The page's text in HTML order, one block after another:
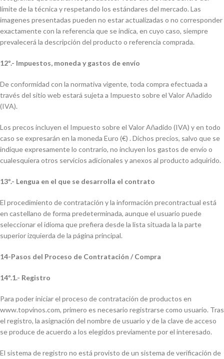
límite de la técnica y respetando los estándares del mercado. Las
imagenes presentadas pueden no estar actualizadas o no corresponder
exactamente con la referencia que se indica, en cuyo caso, siempre
prevalecerá la descripción del producto o referencia comprada.
12º.- Impuestos, moneda y gastos de envío
De conformidad con la normativa vigente, toda compra efectuada a
través del sitio web estará sujeta a Impuesto sobre el Valor Añadido
(IVA).
Los precos incluyen el Impuesto sobre el Valor Añadido (IVA) y en todo
caso se expresarán en la moneda Euro (€) . Dichos precios, salvo que se
indique expresamente lo contrario, no incluyen los gastos de envío o
cualesquiera otros servicios adicionales y anexos al producto adquirido.
13º.- Lengua en el que se desarrolla el contrato
El procedimiento de contratación y la información precontractual está
en castellano de forma predeterminada, aunque el usuario puede
seleccionar el idioma que prefiera desde la lista situada la la parte
superior izquierda de la página principal.
14-Pasos del Proceso de Contratación / Compra
14º.1.- Registro
Para poder iniciar el proceso de contratación de productos en
www.topvinos.com, primero es necesario registrarse como usuario. Tras
el registro, la asignación del nombre de usuario y de la clave de acceso
se produce de acuerdo a los elegidos previamente por el interesado.
El sistema de registro no está provisto de un sistema de verificación de